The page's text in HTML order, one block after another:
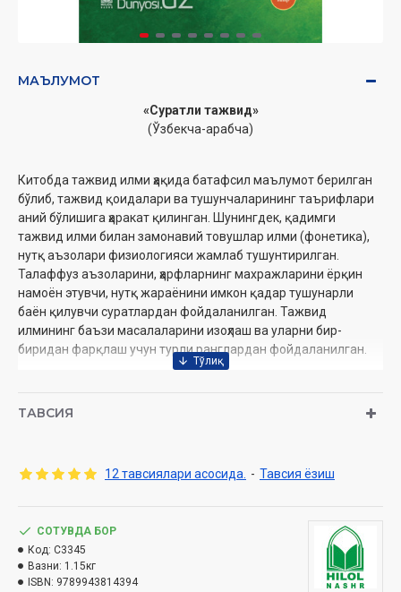
МАЪЛУМОТ
«Суратли тажвид»
(Ўзбекча-арабча)
Китобда тажвид илми ҳақида батафсил маълумот берилган
бўлиб, тажвид қоидалари ва тушунчаларининг таърифлари
аний бўлишига ҳаракат қилинган. Шунингдек, қадимги
тажвид илми билан замонавий товушлар илми (фонетика),
нутқ аъзолари физиологияси жамлаб тушунтирилган.
Талаффуз аъзоларини, ҳарфларнинг махражларини ёрқин
намоён этувчи, нутқ жараёнини имкон қадар тушунарли
баён қилувчи суратлардан фойдаланилган. Тажвид
илмининг баъзи масалаларини изоҳлаш ва уларни бир-
биридан фарқлаш учун турли ранглардан фойдаланилган.
маълумотларга ҳам ҳавола берилган.
Муаллиф: Доктор Айман Рушдий
Нашриёт: «Hilol-Nashr» нашриёт-матбааси
Сана: 2024 (2022) йил
Ҳажми:264бет
ISBN: 978-9943-8143-9-4
ТАВСИЯ
12 тавсиялари асосида. - Тавсия ёзиш
СОТУВДА БОР
Код: C3345
Вазни: 1.15кг
ISBN: 9789943814394